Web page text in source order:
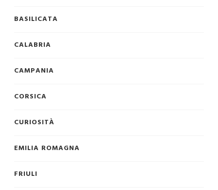
BASILICATA
CALABRIA
CAMPANIA
CORSICA
CURIOSITÀ
EMILIA ROMAGNA
FRIULI